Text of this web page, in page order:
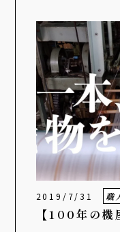
2019/7/31 職
【100年の